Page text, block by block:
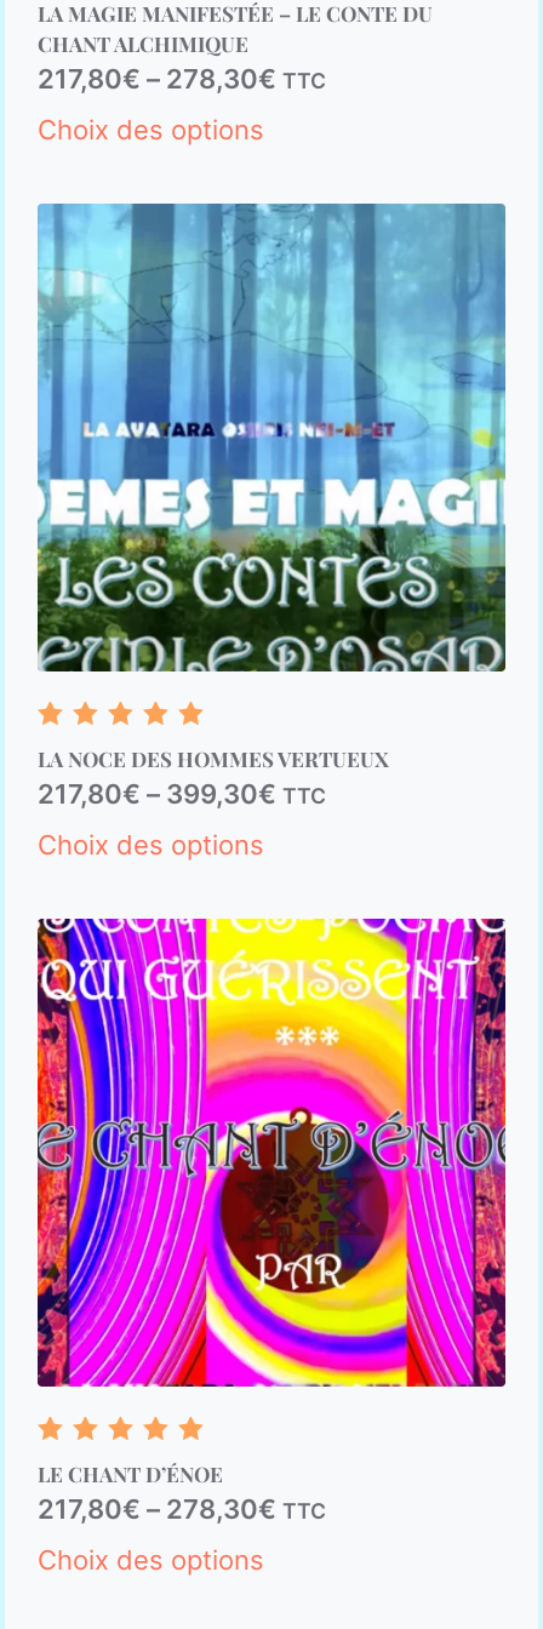
5.00
sur 5
LA MAGIE MANIFESTÉE – LE CONTE DU
CHANT ALCHIMIQUE
217,80€ – 278,30€ TTC
Choix des options
5.00
sur 5
LA NOCE DES HOMMES VERTUEUX
217,80€ – 399,30€ TTC
Choix des options
5.00
sur 5
LE CHANT D’ÉNOE
217,80€ – 278,30€ TTC
Choix des options